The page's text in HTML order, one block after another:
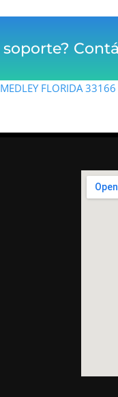
soporte?
FLORIDA 33166